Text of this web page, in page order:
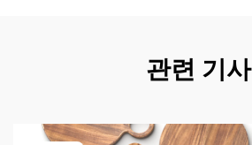
관련 기사